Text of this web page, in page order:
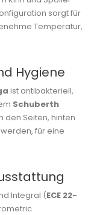
sorgt für
Temperatur,
Hygiene
ist antibakteriell,
Schuberth
den Seiten, hinten
für eine
Integral (ECE 22-